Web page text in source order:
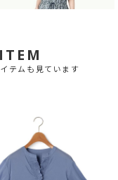
テムも見ています